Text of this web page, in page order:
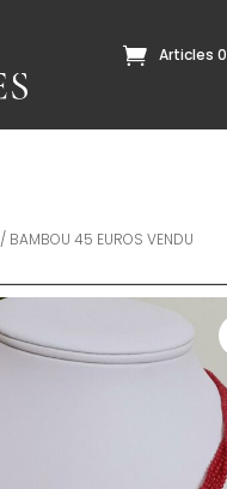
Articles 0
/ BAMBOU 45 EUROS VENDU